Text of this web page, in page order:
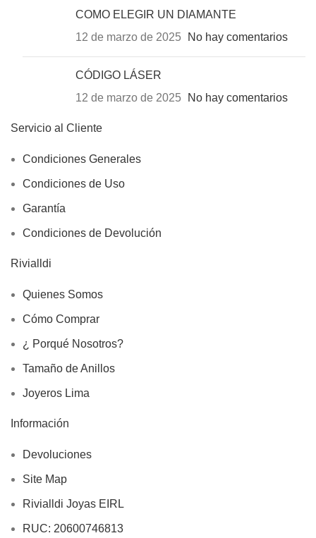
COMO ELEGIR UN DIAMANTE
12 de marzo de 2025
No hay comentarios
CÓDIGO LÁSER
12 de marzo de 2025
No hay comentarios
Servicio al Cliente
Condiciones Generales
Condiciones de Uso
Garantía
Condiciones de Devolución
Rivialldi
Quienes Somos
Cómo Comprar
¿ Porqué Nosotros?
Tamaño de Anillos
Joyeros Lima
Información
Devoluciones
Site Map
Rivialldi Joyas EIRL
RUC: 20600746813